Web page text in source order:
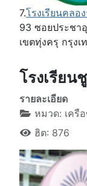
7.โรงเรียนคลอ
93 ซอยประชา
เขตทุ่งครุ กรุง
โรงเรีย
รายละเอียด
หมวด: เครื
ฮิต: 876